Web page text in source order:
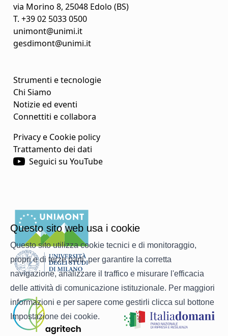
Questo sito web usa i cookie
Questo sito utilizza cookie tecnici e di monitoraggio,
propri e di terze parti, per garantire la corretta
navigazione, analizzare il traffico e misurare l'efficacia
delle attività di comunicazione istituzionale. Per maggiori
informazioni e per sapere come gestirli clicca sul bottone
Impostazione dei cookie.
via Morino 8, 25048 Edolo (BS)
T. +39 02 5033 0500
unimont@unimi.it
gesdimont@unimi.it
Strumenti e tecnologie
Chi Siamo
Notizie ed eventi
Connettiti e collabora
Privacy e Cookie policy
Trattamento dei dati
Seguici su YouTube